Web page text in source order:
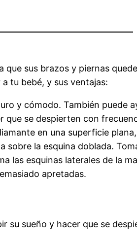
que sus brazos y piernas
tu bebé, y sus ventajas:
y cómodo. También puede
que se despierten con
en una superficie
sobre la esquina doblada.
las esquinas laterales de la
apretadas.
su sueño y hacer que se